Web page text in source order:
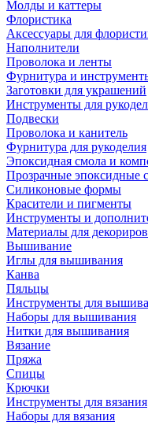
Молды и каттеры
Флористика
Аксессуары для
Наполнители
Проволока и ленты
Фурнитура и
Заготовки для украшений
Инструменты для
Подвески
Проволока и канитель
Фурнитура для рукоделия
Эпоксидная смола и
Прозрачные эпоксидные
Силиконовые формы
Красители и пигменты
Инструменты и
Материалы для
Вышивание
Иглы для вышивания
Канва
Пяльцы
Инструменты для
Наборы для вышивания
Нитки для вышивания
Вязание
Пряжа
Спицы
Крючки
Инструменты для вязания
Наборы для вязания